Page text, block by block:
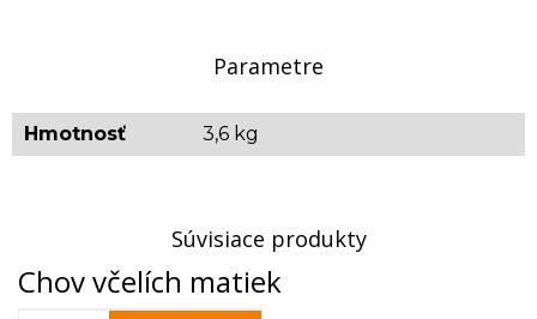
5 ks 100 ml fľaštička
2 ks spájacie hadičky
Orientačná hmotnosť: 3,6 kg
Parametre
Hmotnosť 3,6 kg
Súvisiace produkty
Chov včelích matiek